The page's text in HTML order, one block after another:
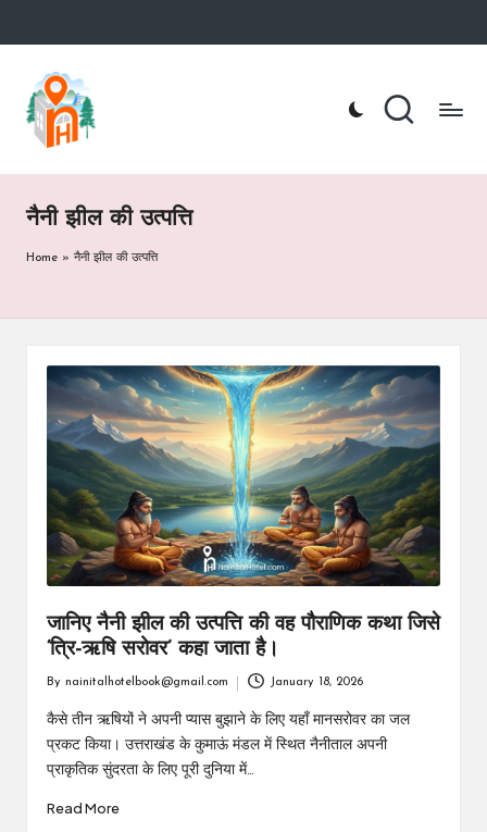
Skip
content
n
ai
ni
t
o
te
Nainital
Hotel
Booking
नैनी झील की उत्पत्ति
Home » नैनी झील की उत्पत्ति
जानिए नैनी झील की उत्पत्ति की वह पौराणिक कथा जिसे
‘त्रि-ऋषि सरोवर’ कहा जाता है।
by
By nainitalhotelbook@gmail.com January 18, 2026
कैसे तीन ऋषियों ने अपनी प्यास बुझाने के लिए यहाँ मानसरोवर का जल
प्रकट किया। उत्तराखंड के कुमाऊं मंडल में स्थित नैनीताल अपनी
प्राकृतिक सुंदरता के लिए पूरी दुनिया में…
Read More